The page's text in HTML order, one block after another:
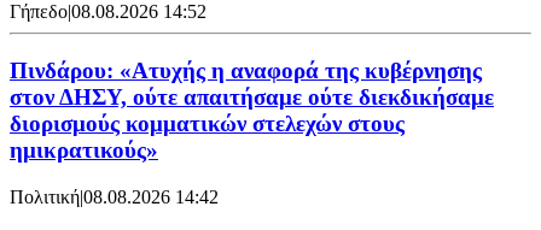
Γήπεδο|08.08.2026 14:52
Πινδάρου: «Ατυχής η αναφορά της κυβέρνησης
στον ΔΗΣΥ, ούτε απαιτήσαμε ούτε διεκδικήσαμε
διορισμούς κομματικών στελεχών στους
ημικρατικούς»
Πολιτική|08.08.2026 14:42